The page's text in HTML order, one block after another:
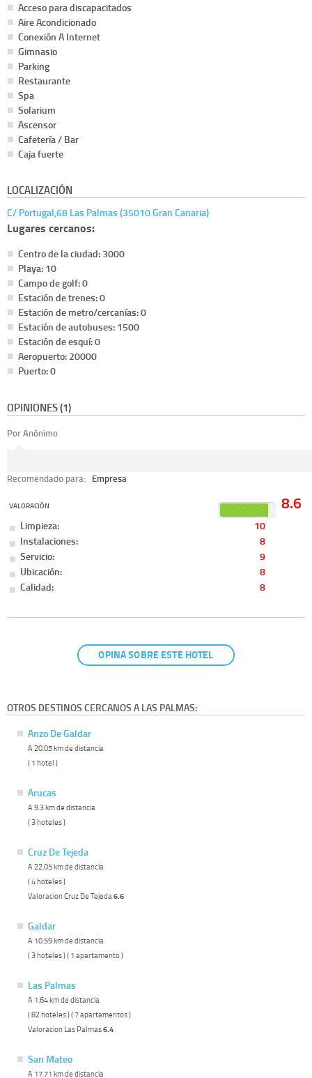
Acceso para discapacitados
Aire Acondicionado
Conexión A Internet
Gimnasio
Parking
Restaurante
Spa
Solarium
Ascensor
Cafetería / Bar
Caja fuerte
LOCALIZACIÓN
C/ Portugal,68 Las Palmas (35010 Gran Canaria)
Lugares cercanos:
Centro de la ciudad: 3000
Playa: 10
Campo de golf: 0
Estación de trenes: 0
Estación de metro/cercanías: 0
Estación de autobuses: 1500
Estación de esquí: 0
Aeropuerto: 20000
Puerto: 0
OPINIONES (1)
Por Anónimo
Recomendado para: Empresa
VALORACIÓN 8.6
Limpieza:
10
Instalaciones:
8
Servicio:
9
Ubicación:
8
Calidad:
8
OPINA SOBRE ESTE HOTEL
OTROS DESTINOS CERCANOS A LAS PALMAS:
Anzo De Galdar
A 20.05 km de distancia
( 1 hotel )
Arucas
A 9.3 km de distancia
( 3 hoteles )
Cruz De Tejeda
A 22.05 km de distancia
( 4 hoteles )
Valoracion Cruz De Tejeda6.6
Galdar
A 10.59 km de distancia
( 3 hoteles ) ( 1 apartamento )
Las Palmas
A 1.64 km de distancia
( 82 hoteles ) ( 7 apartamentos )
Valoracion Las Palmas6.4
San Mateo
A 17.71 km de distancia